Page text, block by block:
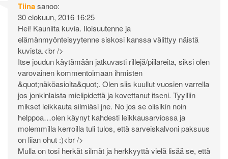
Tiinasanoo:
30 elokuun, 2016 16:25
Hei! Kauniita kuvia. Iloisuutenne ja
elämänmyönteisyytenne siskosi kanssa välittyy näistä
kuvista.<br />
Itse joudun käytämään jatkuvasti rillejä/piilareita, siksi olen
varovainen kommentoimaan ihmisten
&quot;näköasioita&quot;. Olen siis kuullut vuosien varrella
jos jonkinlaista mielipidettä ja kovettanut itseni. Tyylliin
mikset leikkauta silmiäsi jne. No jos se olisikin noin
helppoa…olen käynyt kahdesti leikkausarviossa ja
molemmilla kerroilla tuli tulos, että sarveiskalvoni paksuus
on liian ohut :)<br />
Mulla on tosi herkät silmät ja herkkyyttä vielä lisää se, että